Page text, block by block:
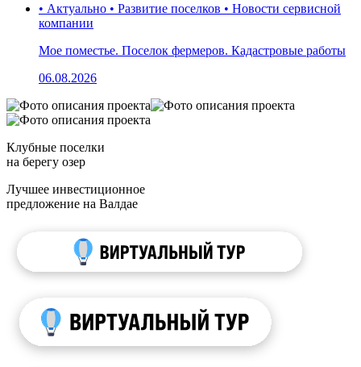
• Актуально • Развитие поселков • Новости сервисной
компании
Мое поместье. Поселок фермеров. Кадастровые работы
06.08.2026
Клубные поселки
на берегу озер
Лучшее инвестиционное
предложение на Валдае